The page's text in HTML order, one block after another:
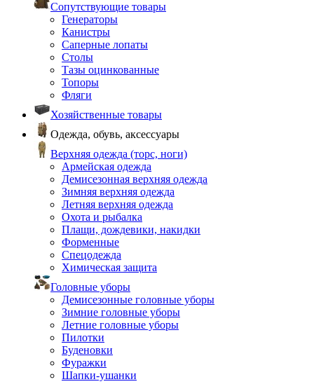
Сопутствующие товары
Генераторы
Канистры
Саперные лопаты
Столы
Тазы оцинкованные
Топоры
Фляги
Хозяйственные товары
Одежда, обувь, аксессуары
Верхняя одежда (торс, ноги)
Армейская одежда
Демисезонная верхняя одежда
Зимняя верхняя одежда
Летняя верхняя одежда
Охота и рыбалка
Плащи, дождевики, накидки
Форменные
Спецодежда
Химическая защита
Головные уборы
Демисезонные головные уборы
Зимние головные уборы
Летние головные уборы
Пилотки
Буденовки
Фуражки
Шапки-ушанки